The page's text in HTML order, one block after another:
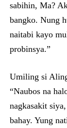
sabihin, Ma?
bangko. Nung
naitabi kayo
probinsya.”
Umiling si
“Naubos na
nagkasakit
bahay. Yung